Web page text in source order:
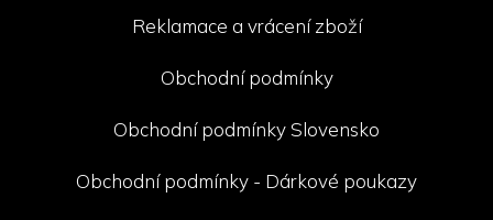
Reklamace a vrácení zboží
Obchodní podmínky
Obchodní podmínky Slovensko
Obchodní podmínky - Dárkové poukazy